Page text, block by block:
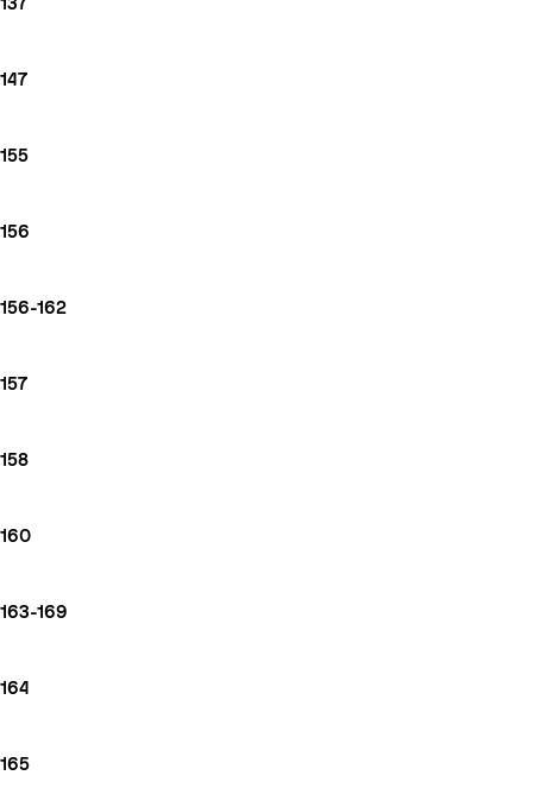
147
155
156
156-162
157
158
160
163-169
164
165